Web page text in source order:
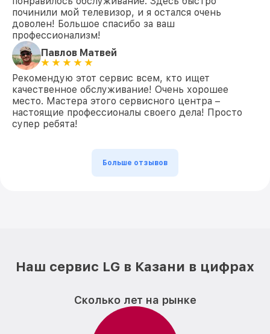
починили мой телевизор, и я остался очень
доволен! Большое спасибо за ваш
профессионализм!
Павлов Матвей
Рекомендую этот сервис всем, кто ищет
качественное обслуживание! Очень хорошее
место. Мастера этого сервисного центра –
настоящие профессионалы своего дела! Просто
супер ребята!
Больше отзывов
Наш сервис LG в Казани в цифрах
Сколько лет на рынке